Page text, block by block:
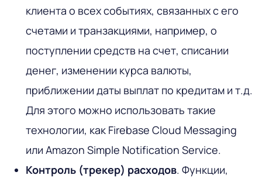
клиента о всех событиях, связанных с его
счетами и транзакциями, например, о
поступлении средств на счет, списании
денег, изменении курса валюты,
приближении даты выплат по кредитам и т.д.
Для этого можно использовать такие
технологии, как Firebase Cloud Messaging
или Amazon Simple Notification Service.
Контроль (трекер) расходов. Функции,